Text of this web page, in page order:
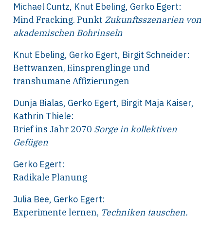
Michael Cuntz, Knut Ebeling, Gerko Egert:
Mind Fracking. Punkt Zukunftsszenarien von
akademischen Bohrinseln
Knut Ebeling, Gerko Egert, Birgit Schneider:
Bettwanzen, Einsprenglinge und
transhumane Affizierungen
Dunja Bialas, Gerko Egert, Birgit Maja Kaiser,
Kathrin Thiele:
Brief ins Jahr 2070 Sorge in kollektiven
Gefügen
Gerko Egert:
Radikale Planung
Julia Bee, Gerko Egert:
Experimente lernen, Techniken tauschen.